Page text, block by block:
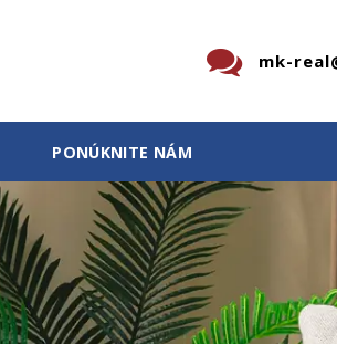
mk-
PONÚKNITE NÁM